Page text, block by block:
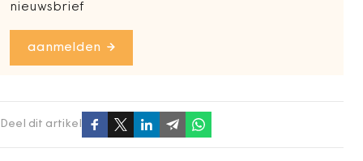
nieuwsbrief
aanmelden
Deel dit artikel